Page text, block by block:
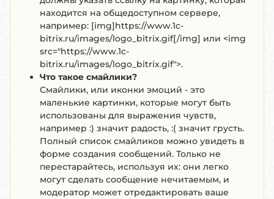
находится на общедоступном сервере,
например: [img]https://www.1c-
bitrix.ru/images/logo_bitrix.gif[/img] или <img
src="https://www.1c-
bitrix.ru/images/logo_bitrix.gif">.
Что такое смайлики?
Смайлики, или иконки эмоций - это
маленькие картинки, которые могут быть
использованы для выражения чувств,
например :) значит радость, :( значит грусть.
Полный список смайликов можно увидеть в
форме создания сообщений. Только не
перестарайтесь, используя их: они легко
могут сделать сообщение нечитаемым, и
модератор может отредактировать ваше